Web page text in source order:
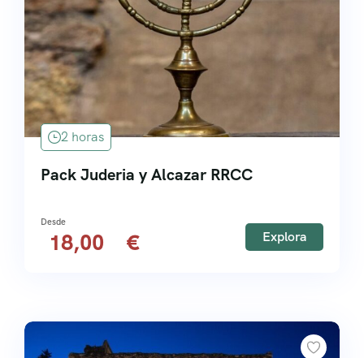
2 horas
Pack Juderia y Alcazar RRCC
18,00 Explora